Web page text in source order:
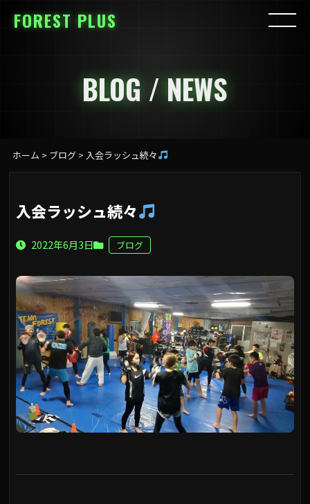
FOREST PLUS
BLOG / NEWS
ホーム > ブログ> 入会ラッシュ続々
入会ラッシュ続々
2022年6月3日 ブログ